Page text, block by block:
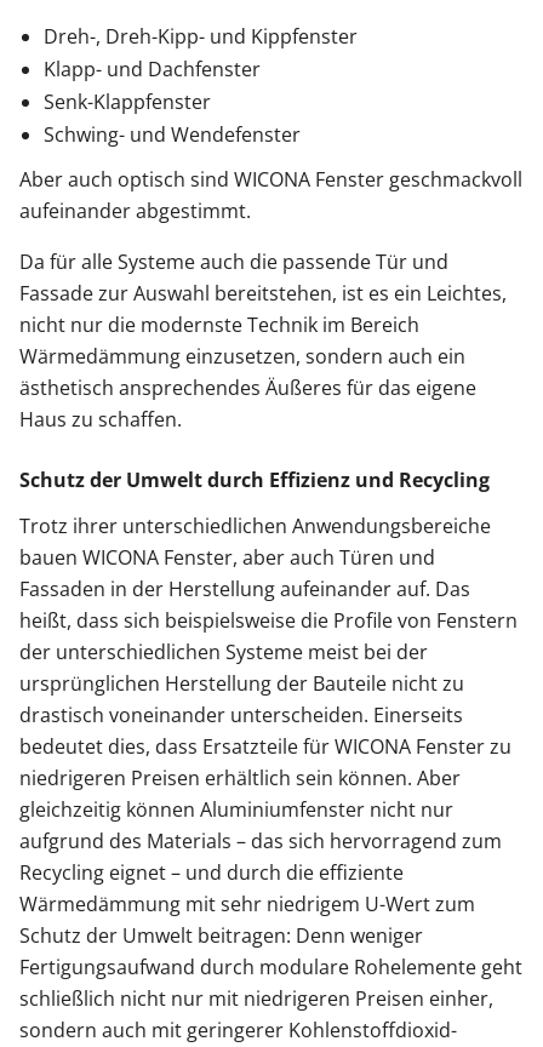
Dreh-, Dreh-Kipp- und Kippfenster
Klapp- und Dachfenster
Senk-Klappfenster
Schwing- und Wendefenster
Aber auch optisch sind WICONA Fenster geschmackvoll
aufeinander abgestimmt.
Da für alle Systeme auch die passende Tür und
Fassade zur Auswahl bereitstehen, ist es ein Leichtes,
nicht nur die modernste Technik im Bereich
Wärmedämmung einzusetzen, sondern auch ein
ästhetisch ansprechendes Äußeres für das eigene
Haus zu schaffen.
Schutz der Umwelt durch Effizienz und Recycling
Trotz ihrer unterschiedlichen Anwendungsbereiche
bauen WICONA Fenster, aber auch Türen und
Fassaden in der Herstellung aufeinander auf. Das
heißt, dass sich beispielsweise die Profile von Fenstern
der unterschiedlichen Systeme meist bei der
ursprünglichen Herstellung der Bauteile nicht zu
drastisch voneinander unterscheiden. Einerseits
bedeutet dies, dass Ersatzteile für WICONA Fenster zu
niedrigeren Preisen erhältlich sein können. Aber
gleichzeitig können Aluminiumfenster nicht nur
aufgrund des Materials – das sich hervorragend zum
Recycling eignet – und durch die effiziente
Wärmedämmung mit sehr niedrigem U-Wert zum
Schutz der Umwelt beitragen: Denn weniger
Fertigungsaufwand durch modulare Rohelemente geht
schließlich nicht nur mit niedrigeren Preisen einher,
sondern auch mit geringerer Kohlenstoffdioxid-